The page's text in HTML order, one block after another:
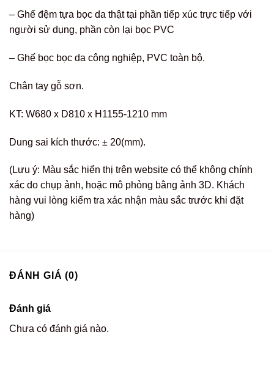
– Ghế đệm tựa bọc da thật tại phần tiếp xúc trực tiếp với
người sử dụng, phần còn lại bọc PVC
– Ghế bọc bọc da công nghiệp, PVC toàn bộ.
Chân tay gỗ sơn.
KT: W680 x D810 x H1155-1210 mm
Dung sai kích thước: ± 20(mm).
(Lưu ý: Màu sắc hiển thị trên website có thể không chính
xác do chụp ảnh, hoặc mô phỏng bằng ảnh 3D. Khách
hàng vui lòng kiểm tra xác nhận màu sắc trước khi đặt
hàng)
ĐÁNH GIÁ (0)
Đánh giá
Chưa có đánh giá nào.